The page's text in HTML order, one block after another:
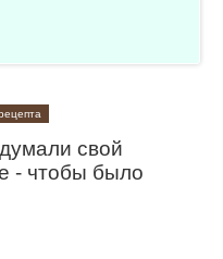
свой
- чтобы было